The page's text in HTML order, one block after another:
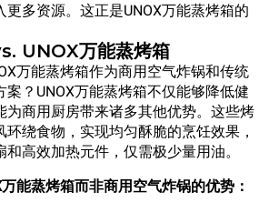
多资源。这正是UNOX万能蒸烤箱的
UNOX万能蒸烤箱
万能蒸烤箱作为商用空气炸锅和传统
？UNOX万能蒸烤箱不仅能够降低健
为商用厨房带来诸多其他优势。这些烤
绕食物，实现均匀酥脆的烹饪效果，
高效加热元件，仅需极少量用油。
能蒸烤箱而非商用空气炸锅的优势：